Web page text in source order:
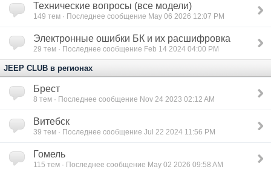
Технические вопросы (все модели)
149 тем · Последнее сообщение May 06 2026 12:07 PM
Электронные ошибки БК и их расшифровка
29 тем · Последнее сообщение Feb 14 2024 04:00 PM
JEEP CLUB в регионах
Брест
8 тем · Последнее сообщение Nov 24 2023 02:12 AM
Витебск
39 тем · Последнее сообщение Jul 22 2024 11:56 PM
Гомель
115 тем · Последнее сообщение May 02 2026 09:58 AM